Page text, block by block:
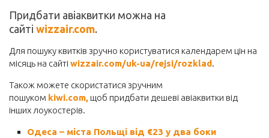
Придбати авіаквитки можна на
сайті wizzair.com.
Для пошуку квитків зручно користуватися календарем цін на
місяць на сайті wizzair.com/uk-ua/rejsi/rozklad.
Також можете скористатися зручним
пошуком kiwi.com,щоб придбати дешеві авіаквитки від
інших лоукостерів.
Одеса – міста Польщі від €23 у два боки